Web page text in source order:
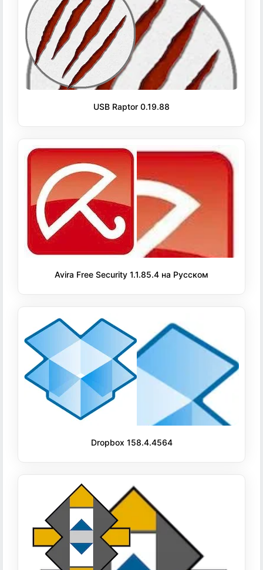
USB Raptor 0.19.88
Avira Free Security 1.1.85.4 на Русском
Dropbox 158.4.4564